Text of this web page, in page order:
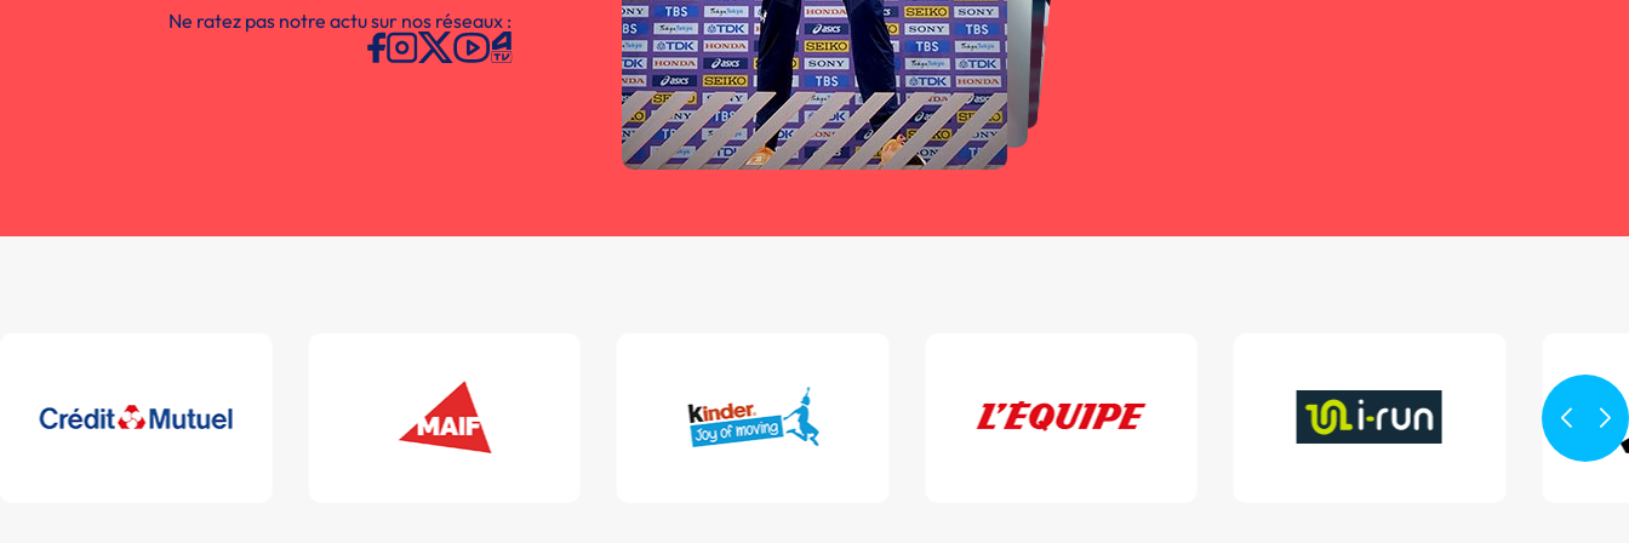
Ne ratez pas notre actu sur nos réseaux :